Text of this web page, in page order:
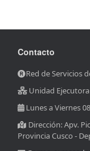
Contacto
Red de Servicios
Unidad
Lunes a Viernes
Dirección: Apv.
Provincia Cusco -